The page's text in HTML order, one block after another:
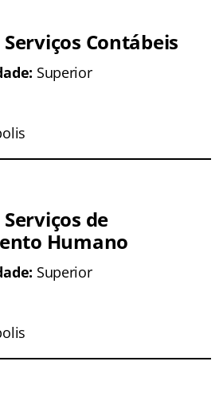
Contábeis
Superior
de
Humano
Superior